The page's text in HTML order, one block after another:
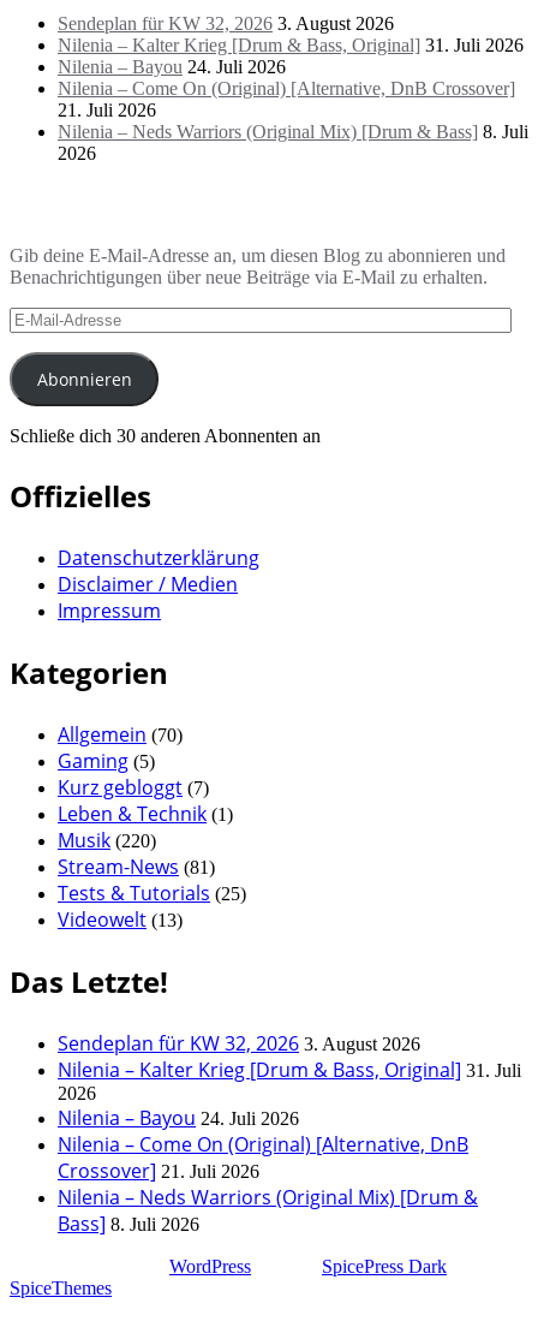
Sendeplan für KW 32, 2026 3. August 2026
Nilenia – Kalter Krieg [Drum & Bass, Original] 31. Juli 2026
Nilenia – Bayou 24. Juli 2026
Nilenia – Come On (Original) [Alternative, DnB Crossover]
21. Juli 2026
Nilenia – Neds Warriors (Original Mix) [Drum & Bass] 8. Juli
2026
Gib deine E-Mail-Adresse an, um diesen Blog zu abonnieren und
Benachrichtigungen über neue Beiträge via E-Mail zu erhalten.
E-
Mail-
Adresse
Abonnieren
Schließe dich 30 anderen Abonnenten an
Offizielles
Datenschutzerklärung
Disclaimer / Medien
Impressum
Kategorien
Allgemein (70)
Gaming (5)
Kurz gebloggt (7)
Leben & Technik (1)
Musik (220)
Stream-News (81)
Tests & Tutorials (25)
Videowelt (13)
Das Letzte!
Sendeplan für KW 32, 2026 3. August 2026
Nilenia – Kalter Krieg [Drum & Bass, Original] 31. Juli
2026
Nilenia – Bayou 24. Juli 2026
Nilenia – Come On (Original) [Alternative, DnB
Crossover] 21. Juli 2026
Nilenia – Neds Warriors (Original Mix) [Drum &
Bass] 8. Juli 2026
WordPress SpicePress Dark
SpiceThemes